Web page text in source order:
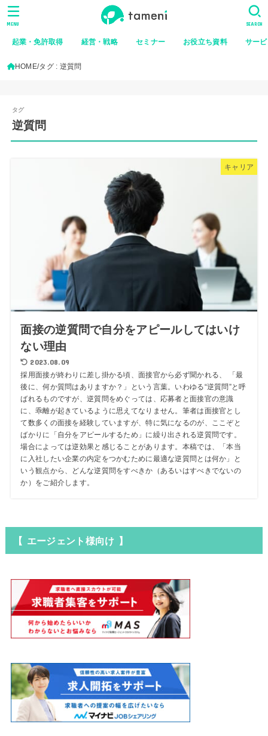
起業・免許取得 経営・戦略 セミナー お役立ち資料 サー
SEARCH
MENU
HOME タグ : 逆質問
逆質問
キャリア
面接の逆質問で自分をアピールしてはいけ
ない理由
2023.08.09
採用面接が終わりに差し掛かる頃、面接官から必ず聞かれる、 「最
後に、何か質問はありますか？」という言葉。いわゆる“逆質問”と呼
ばれるものですが、逆質問をめぐっては、応募者と面接官の意識
に、乖離が起きているように思えてなりません。筆者は面接官とし
て数多くの面接を経験していますが、特に気になるのが、ここぞと
ばかりに「自分をアピールするため」に繰り出される逆質問です。
場合によっては逆効果と感じることがあります。本稿では、「本当
に入社したい企業の内定をつかむために最適な逆質問とは何か」と
いう観点から、どんな逆質問をすべきか（あるいはすべきでないの
か）をご紹介します。
【 エージェント様向け 】